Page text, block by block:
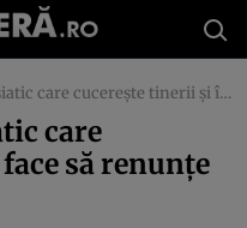
tinerii și îi face să renunțe la ecrane
care
să renunțe